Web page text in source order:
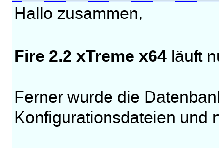
Hallo zusammen,
Fire 2.2 xTreme x64läuft
Ferner wurde die
Konfigurationsdateien und